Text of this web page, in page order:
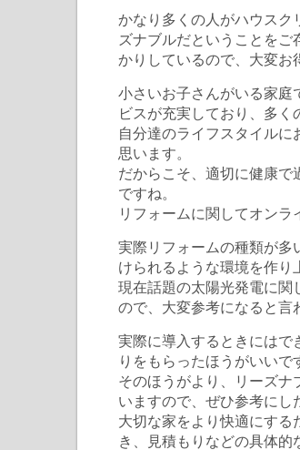
かなり多くの人がハウスク
ズナブルだということを
かりしているので、大変お
小さいお子さんがいる家庭
ビスが充実しており、多く
自分達のライフスタイル
思います。
だからこそ、適切に健康で
ですね。
リフォームに関してオンラ
実際リフォームの種類が多
けられるような環境を作り
現在話題の太陽光発電に関
ので、大変参考になると言
実際に導入するときにはで
りをもらったほうがいいで
そのほうがより、リーズナ
いますので、ぜひ参考にし
大切な家をより快適にする
き、見積もりなどの具体的